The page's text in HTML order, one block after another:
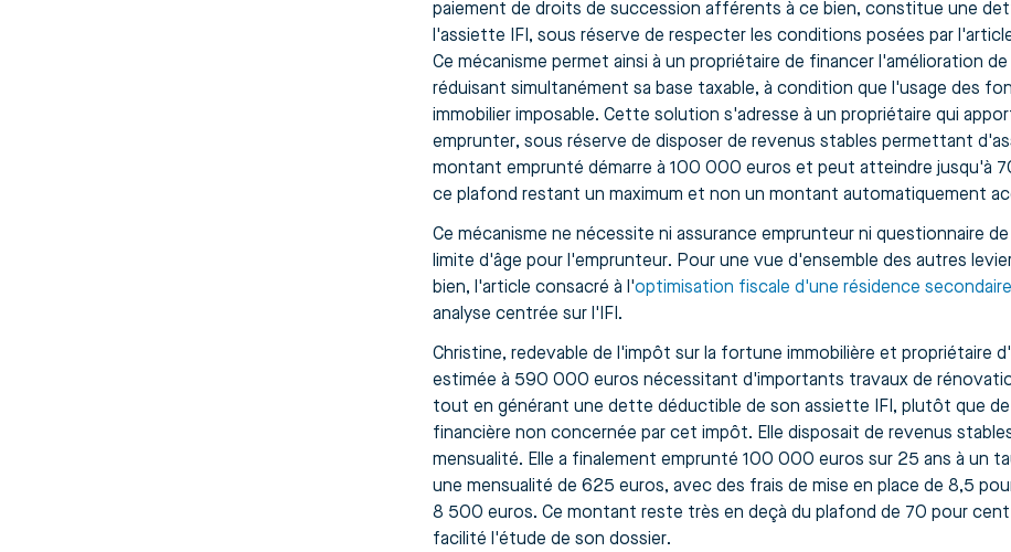
paiement de droits de succession afférents à ce bien, constitue une
l'assiette IFI, sous réserve de respecter les conditions posées par
Ce mécanisme permet ainsi à un propriétaire de financer l'amélioration
réduisant simultanément sa base taxable, à condition que l'usage des
immobilier imposable. Cette solution s'adresse à un propriétaire qui
emprunter, sous réserve de disposer de revenus stables permettant
montant emprunté démarre à 100 000 euros et peut atteindre jusqu'à
ce plafond restant un maximum et non un montant automatiquement
Ce mécanisme ne nécessite ni assurance emprunteur ni questionnaire
limite d'âge pour l'emprunteur. Pour une vue d'ensemble des autres
bien, l'article consacré à l'optimisation fiscale d'une résidence secondaire
analyse centrée sur l'IFI.
Christine, redevable de l'impôt sur la fortune immobilière et propriétaire
estimée à 590 000 euros nécessitant d'importants travaux de
tout en générant une dette déductible de son assiette IFI, plutôt que de
financière non concernée par cet impôt. Elle disposait de revenus
mensualité. Elle a finalement emprunté 100 000 euros sur 25 ans à un
une mensualité de 625 euros, avec des frais de mise en place de 8,5
8 500 euros. Ce montant reste très en deçà du plafond de 70 pour cent
facilité l'étude de son dossier.